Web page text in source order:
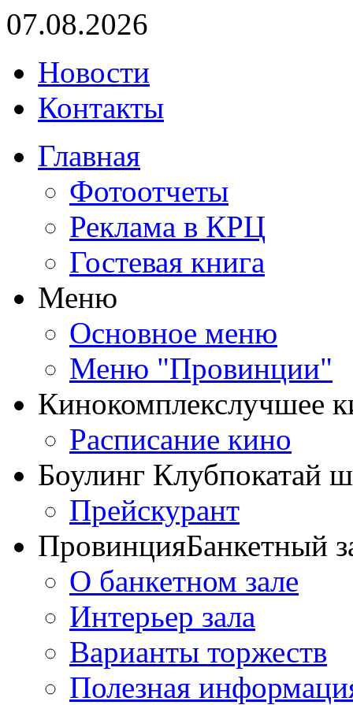
07.08.2026
Новости
Контакты
Главная
Фотоотчеты
Реклама в КРЦ
Гостевая книга
Меню
Основное меню
Меню "Провинции"
Кинокомплекслучшее
Расписание кино
Боулинг Клубпокатай
Прейскурант
ПровинцияБанкетный
О банкетном зале
Интерьер зала
Варианты торжеств
Полезная